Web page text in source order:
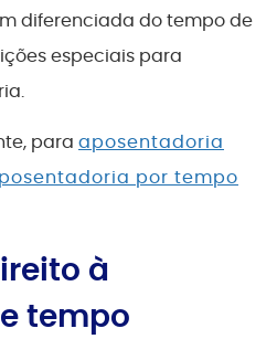
diferenciada do tempo de
especiais para
para aposentadoria
por tempo
à
tempo